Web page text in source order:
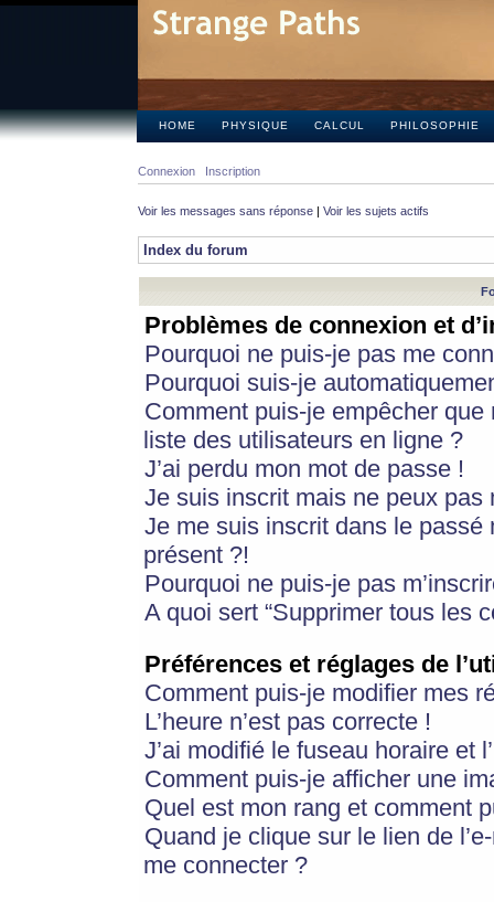
HOME PHYSIQUE CALCUL PHILOSOPHIE
Connexion Inscription
Voir les messages sans réponse | Voir les sujets actifs
Index du forum
Problèmes de connexion et
Pourquoi ne puis-je pas me
Pourquoi suis-je
Comment puis-je empêcher
liste des utilisateurs en ligne ?
J’ai perdu mon mot de passe !
Je suis inscrit mais ne peux pas
Je me suis inscrit dans le
présent ?!
Pourquoi ne puis-je pas
A quoi sert “Supprimer tous les
Préférences et réglages de
Comment puis-je modifier mes
L’heure n’est pas correcte !
J’ai modifié le fuseau horaire et
Comment puis-je afficher une
Quel est mon rang et comment
Quand je clique sur le lien de
me connecter ?